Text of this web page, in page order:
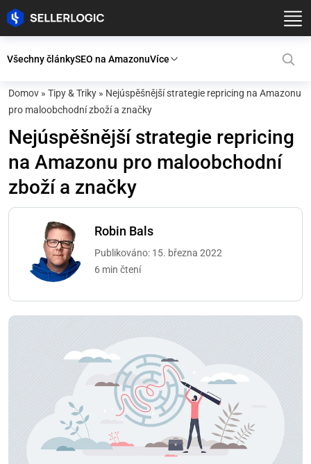
Všechny článkySEO na AmazonuVíce
Domov » Tipy & Triky » Nejúspěšnější strategie repricing na Amazonu
pro maloobchodní zboží a značky
Nejúspěšnější strategie repricing
na Amazonu pro maloobchodní
zboží a značky
Robin Bals
Publikováno: 15. března 2022
6 min čtení